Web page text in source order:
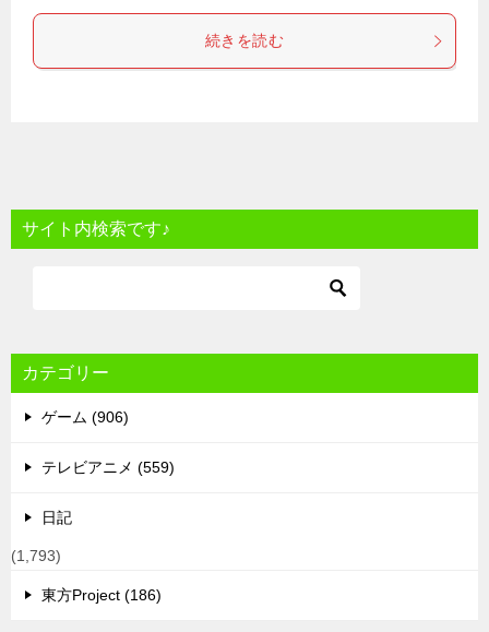
続きを読む
サイト内検索です♪
カテゴリー
ゲーム (906)
テレビアニメ (559)
日記
(1,793)
東方Project (186)